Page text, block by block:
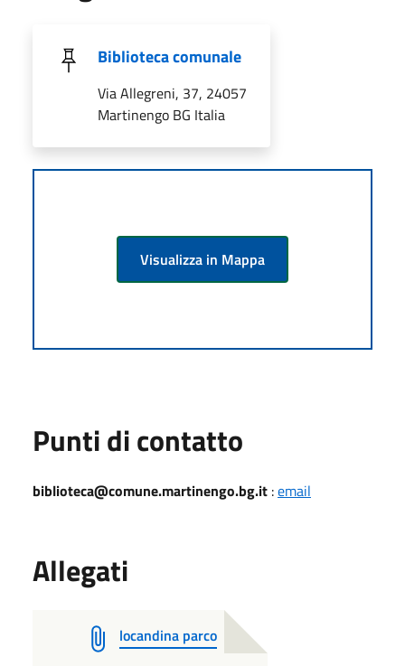
Biblioteca comunale
Via Allegreni, 37, 24057
Martinengo BG Italia
Visualizza in Mappa
Punti di contatto
biblioteca@comune.martinengo.bg.it :email
Allegati
locandina parco